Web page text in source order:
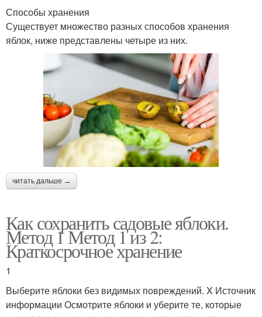
Способы хранения
Существует множество разных способов хранения
яблок, ниже представлены четыре из них.
читать дальше →
Как сохранить садовые яблоки.
Метод 1 Метод 1 из 2:
Краткосрочное хранение
1
Выберите яблоки без видимых повреждений. X Источник
информации Осмотрите яблоки и уберите те, которые